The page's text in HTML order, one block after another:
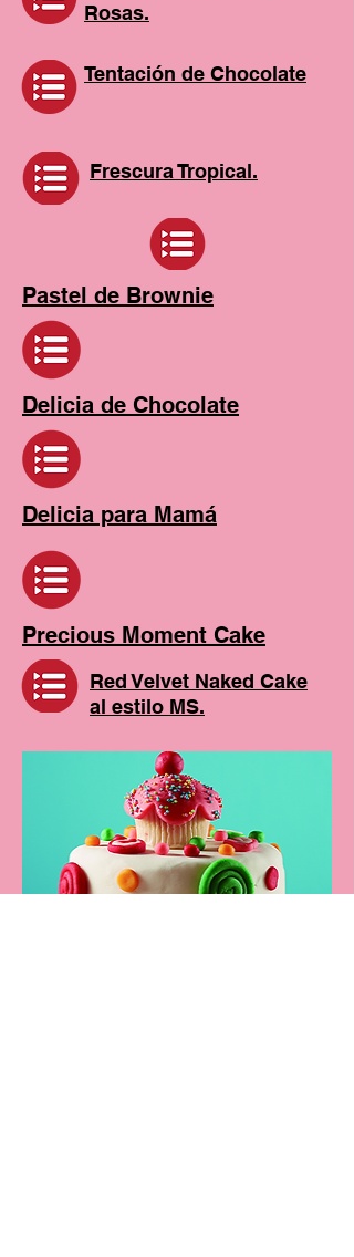
Rosas.
Tentación de Chocolate
Frescura Tropical.
Pastel de Brownie
Delicia de Chocolate
Delicia para Mamá
Precious Moment Cake
Red Velvet Naked Cake
al estilo MS.